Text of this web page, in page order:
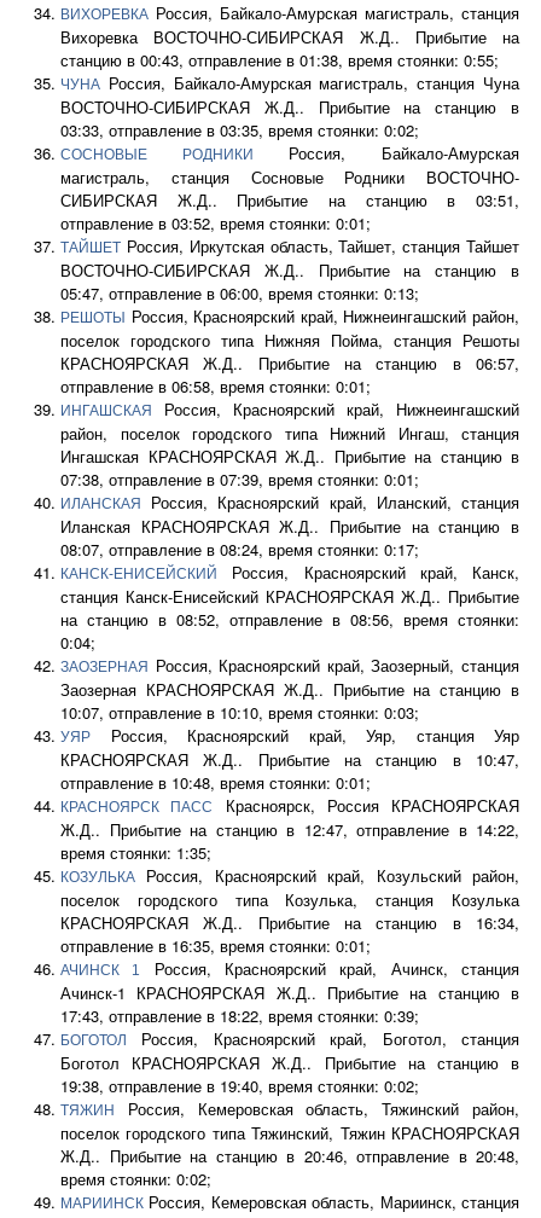
ВИХОРЕВКА Россия, Байкало-Амурская магистраль, станция
Вихоревка ВОСТОЧНО-СИБИРСКАЯ Ж.Д.. Прибытие на
станцию в 00:43, отправление в 01:38, время стоянки: 0:55;
ЧУНА Россия, Байкало-Амурская магистраль, станция Чуна
ВОСТОЧНО-СИБИРСКАЯ Ж.Д.. Прибытие на станцию в
03:33, отправление в 03:35, время стоянки: 0:02;
СОСНОВЫЕ РОДНИКИ
Россия, Байкало-Амурская
магистраль, станция Сосновые Родники ВОСТОЧНО-
СИБИРСКАЯ Ж.Д.. Прибытие на станцию в 03:51,
отправление в 03:52, время стоянки: 0:01;
ТАЙШЕТ Россия, Иркутская область, Тайшет, станция Тайшет
ВОСТОЧНО-СИБИРСКАЯ Ж.Д.. Прибытие на станцию в
05:47, отправление в 06:00, время стоянки: 0:13;
РЕШОТЫ
Россия, Красноярский край, Нижнеингашский район,
поселок городского типа Нижняя Пойма, станция Решоты
КРАСНОЯРСКАЯ Ж.Д.. Прибытие на станцию в 06:57,
отправление в 06:58, время стоянки: 0:01;
ИНГАШСКАЯ
Россия, Красноярский край, Нижнеингашский
район, поселок городского типа Нижний Ингаш, станция
Ингашская КРАСНОЯРСКАЯ Ж.Д.. Прибытие на станцию в
07:38, отправление в 07:39, время стоянки: 0:01;
ИЛАНСКАЯ
Россия, Красноярский край, Иланский, станция
Иланская КРАСНОЯРСКАЯ Ж.Д.. Прибытие на станцию в
08:07, отправление в 08:24, время стоянки: 0:17;
КАНСК-ЕНИСЕЙСКИЙ
Россия, Красноярский край, Канск,
станция Канск-Енисейский КРАСНОЯРСКАЯ Ж.Д.. Прибытие
на станцию в 08:52, отправление в 08:56, время стоянки:
0:04;
ЗАОЗЕРНАЯ
Россия, Красноярский край, Заозерный, станция
Заозерная КРАСНОЯРСКАЯ Ж.Д.. Прибытие на станцию в
10:07, отправление в 10:10, время стоянки: 0:03;
УЯР
Россия, Красноярский край, Уяр, станция Уяр
КРАСНОЯРСКАЯ Ж.Д.. Прибытие на станцию в 10:47,
отправление в 10:48, время стоянки: 0:01;
КРАСНОЯРСК ПАСС
Красноярск, Россия КРАСНОЯРСКАЯ
Ж.Д.. Прибытие на станцию в 12:47, отправление в 14:22,
время стоянки: 1:35;
КОЗУЛЬКА
Россия, Красноярский край, Козульский район,
поселок городского типа Козулька, станция Козулька
КРАСНОЯРСКАЯ Ж.Д.. Прибытие на станцию в 16:34,
отправление в 16:35, время стоянки: 0:01;
АЧИНСК 1
Россия, Красноярский край, Ачинск, станция
Ачинск-1 КРАСНОЯРСКАЯ Ж.Д.. Прибытие на станцию в
17:43, отправление в 18:22, время стоянки: 0:39;
БОГОТОЛ
Россия, Красноярский край, Боготол, станция
Боготол КРАСНОЯРСКАЯ Ж.Д.. Прибытие на станцию в
19:38, отправление в 19:40, время стоянки: 0:02;
ТЯЖИН
Россия, Кемеровская область, Тяжинский район,
поселок городского типа Тяжинский, Тяжин КРАСНОЯРСКАЯ
Ж.Д.. Прибытие на станцию в 20:46, отправление в 20:48,
время стоянки: 0:02;
МАРИИНСК Россия, Кемеровская область, Мариинск, станция